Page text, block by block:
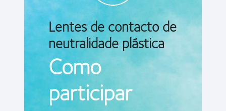
Lentes de contacto de
neutralidade plástica
Como
participar